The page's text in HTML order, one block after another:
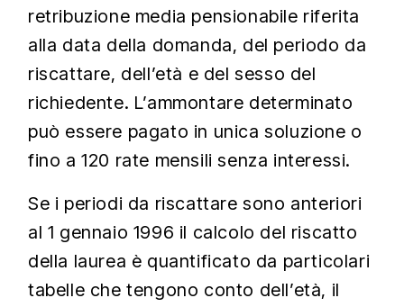
retribuzione media pensionabile riferita
alla data della domanda, del periodo da
riscattare, dell’età e del sesso del
richiedente. L’ammontare determinato
può essere pagato in unica soluzione o
fino a 120 rate mensili senza interessi.
Se i periodi da riscattare sono anteriori
al 1 gennaio 1996 il calcolo del riscatto
della laurea è quantificato da particolari
tabelle che tengono conto dell’età, il